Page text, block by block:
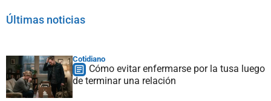
Últimas noticias
Cotidiano
Cómo evitar enfermarse por la tusa luego
de terminar una relación